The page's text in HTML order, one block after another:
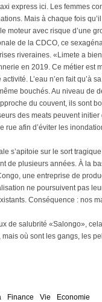
express ici. Les femmes
Mais à chaque fois
moteur avec risque d’une
de la CDCO, ce
riveraines. «Limete a
en 2019. Ce métier est
L’eau n’en fait qu’à
bouchés. Au niveau de
du couvent, ils sont
des meats peuvent
rue afin d’éviter les
s’apitoie sur le sort
de plusieurs années. À la
une entreprise de
ne poursuivent pas
Conséquence : nos
de salubrité «Salongo»,
où sont les gangs, les
Finance Vie Economie